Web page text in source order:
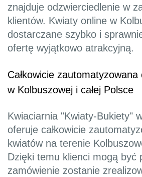
znajduje odzwierciedlenie w
klientów. Kwiaty online w
dostarczane szybko i
ofertę wyjątkowo atrakcyjną.
Całkowicie
w Kolbuszowej i całej Polsce
Kwiaciarnia "Kwiaty-Bukiety"
oferuje całkowicie
kwiatów na terenie
Dzięki temu klienci mogą być
zamówienie zostanie